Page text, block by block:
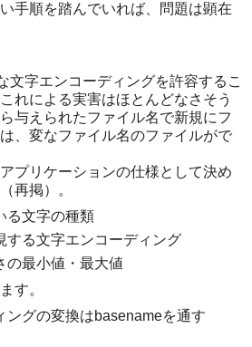
手順を踏んでいれば、問題は顕在
文字エンコーディングを許容するこ
れによる実害はほとんどなさそう
与えられたファイル名で新規にフ
、変なファイル名のファイルがで
プリケーションの仕様として決め
再掲）。
る文字の種類
する文字エンコーディング
の最小値・最大値
す。
ングの変換はbasenameを通す